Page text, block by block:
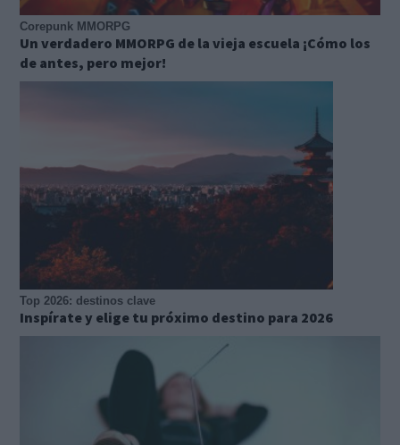
Corepunk MMORPG
Un verdadero MMORPG de la vieja escuela ¡Cómo los
de antes, pero mejor!
Top 2026: destinos clave
Inspírate y elige tu próximo destino para 2026